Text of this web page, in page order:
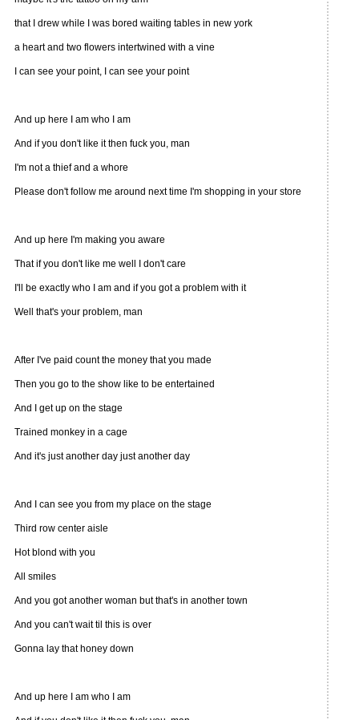
that I drew while I was bored waiting tables in new york
a heart and two flowers intertwined with a vine
I can see your point, I can see your point
And up here I am who I am
And if you don't like it then fuck you, man
I'm not a thief and a whore
Please don't follow me around next time I'm shopping in your store
And up here I'm making you aware
That if you don't like me well I don't care
I'll be exactly who I am and if you got a problem with it
Well that's your problem, man
After I've paid count the money that you made
Then you go to the show like to be entertained
And I get up on the stage
Trained monkey in a cage
And it's just another day just another day
And I can see you from my place on the stage
Third row center aisle
Hot blond with you
All smiles
And you got another woman but that's in another town
And you can't wait til this is over
Gonna lay that honey down
And up here I am who I am